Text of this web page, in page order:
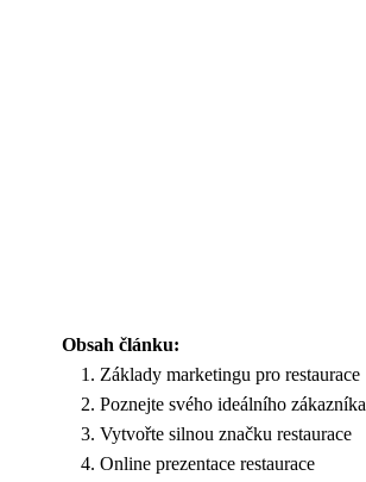
Obsah článku:
Základy marketingu pro restaurace
Poznejte svého ideálního zákazníka
Vytvořte silnou značku restaurace
Online prezentace restaurace